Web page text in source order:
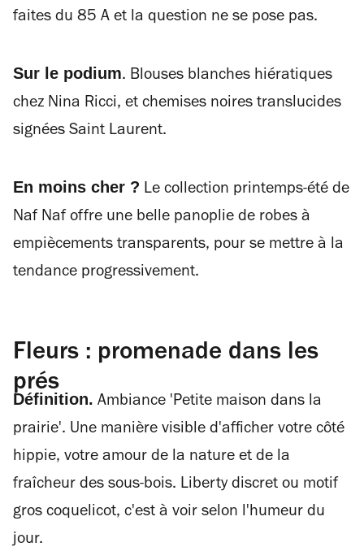
faites du 85 A et la question ne se pose pas.
Sur le podium. Blouses blanches hiératiques
chez Nina Ricci, et chemises noires translucides
signées Saint Laurent.
En moins cher ? Le collection printemps-été de
Naf Naf offre une belle panoplie de robes à
empiècements transparents, pour se mettre à la
tendance progressivement.
Fleurs : promenade dans les
prés
Définition. Ambiance 'Petite maison dans la
prairie'. Une manière visible d'afficher votre côté
hippie, votre amour de la nature et de la
fraîcheur des sous-bois. Liberty discret ou motif
gros coquelicot, c'est à voir selon l'humeur du
jour.